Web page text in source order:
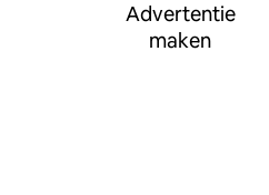
Advertentie
maken